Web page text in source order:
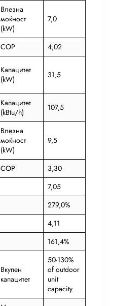
Влезна
моќност
(kW)
7,0
COP
4,02
Капацитет
(kW)
31,5
Капацитет
(kBtu/h)
107,5
Влезна
моќност
(kW)
9,5
COP
3,30
7,05
279,0%
4,11
161,4%
Вкупен
капацитет
50-130%
of outdoor
unit
capacity